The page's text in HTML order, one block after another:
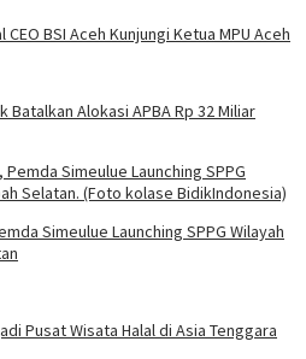
BSI Aceh Kunjungi Ketua MPU Aceh
Batalkan Alokasi APBA Rp 32 Miliar
Simeulue Launching SPPG Wilayah
Pusat Wisata Halal di Asia Tenggara